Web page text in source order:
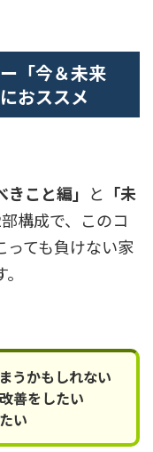
「今＆未来
おススメ
きこと編」 と 「未
構成で、このコ
っても負けない家
うかもしれない
善をしたい
い